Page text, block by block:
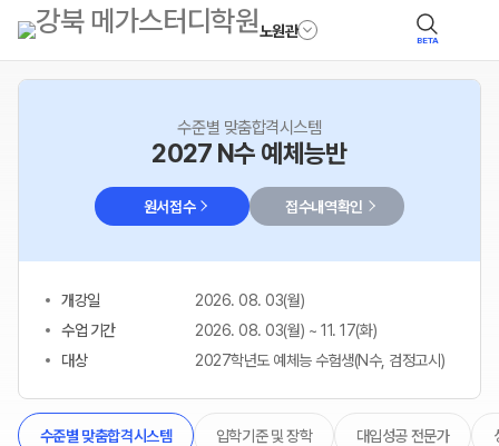
노원관 BETA
수준별 맞춤합격시스템
2027 N수 예체능반
원서접수 접수내역확인
개강일
2026. 08. 03(월)
수업 기간
2026. 08. 03(월) ~ 11. 17(화)
대상
2027학년도 예체능 수험생(N수, 검정고시)
수준별 맞춤합격시스템 입학기준 및 장학 대입성공 전문가